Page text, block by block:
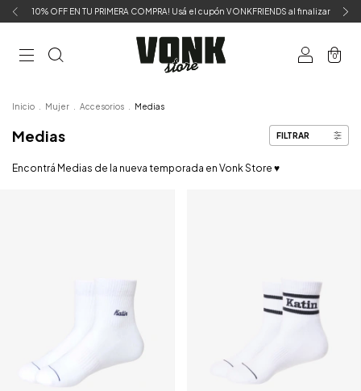
10% OFF EN TU PRIMERA COMPRA! Usá el cupón VONKFRIENDS al finalizar
0
Inicio Mujer Accesorios Medias
Medias FILTRAR
Encontrá Medias de la nueva temporada en Vonk Store ♥